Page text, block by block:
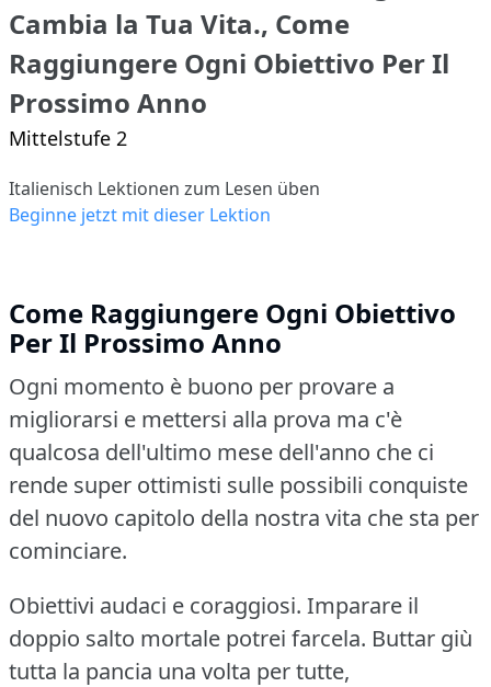
Cambia la Tua Vita., Come
Raggiungere Ogni Obiettivo Per Il
Prossimo Anno
Mittelstufe 2
Italienisch Lektionen zum Lesen üben
Beginne jetzt mit dieser Lektion
Come Raggiungere Ogni Obiettivo
Per Il Prossimo Anno
Ogni momento è buono per provare a
migliorarsi e mettersi alla prova ma c'è
qualcosa dell'ultimo mese dell'anno che ci
rende super ottimisti sulle possibili conquiste
del nuovo capitolo della nostra vita che sta per
cominciare.
Obiettivi audaci e coraggiosi. Imparare il
doppio salto mortale potrei farcela. Buttar giù
tutta la pancia una volta per tutte,